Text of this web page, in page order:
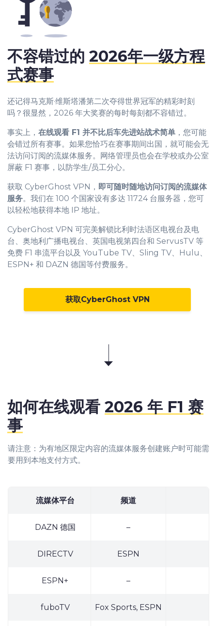
不容错过的 2026年一级方程
式赛事
还记得马克斯·维斯塔潘第二次夺得世界冠军的精彩时刻
吗？很显然，2026 年大奖赛的每时每刻都不容错过。
事实上， 在线观看 F1 并不比后车先进站战术简单 ，您可能
会错过所有赛事。如果您恰巧在赛事期间出国，就可能会无
法访问订阅的流媒体服务。网络管理员也会在学校或办公室
屏蔽 F1 赛事，以防学生/员工分心。
获取 CyberGhost VPN， 即可随时随地访问订阅的流媒体
服务。我们在 100 个国家设有多达 11724 台服务器，您可
以轻松地获得本地 IP 地址。
CyberGhost VPN 可完美解锁比利时法语区电视台及电
台、奥地利广播电视台、英国电视第四台和 ServusTV 等
免费 F1 串流平台以及 YouTube TV、Sling TV、Hulu、
ESPN+ 和 DAZN 德国等付费服务。
获取CyberGhost VPN
如何在线观看 2026 年 F1 赛
事
请注意：为有地区限定内容的流媒体服务创建账户时可能需
要用到本地支付方式。
流媒体平台 频道
DAZN 德国 –
DIRECTV ESPN
ESPN+ –
fuboTV Fox Sports, ESPN